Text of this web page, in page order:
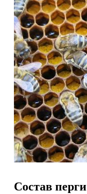
Состав перги